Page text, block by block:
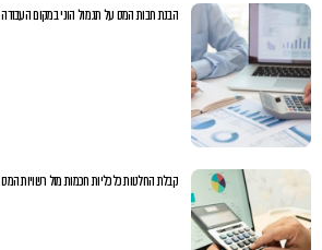
הבנת חבות המס על תגמול הוני במקום העבודה
קבלת החלטות כלכליות חכמות מול רשויות המס